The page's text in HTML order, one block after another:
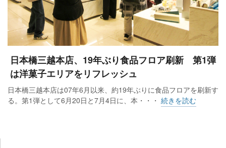
日本橋三越本店、19年ぶり食品フロア刷新 第1弾
は洋菓子エリアをリフレッシュ
日本橋三越本店は07年6月以来、約19年ぶりに食品フロアを刷新す
る。第1弾として6月20日と7月4日に、本・・・ 続きを読む